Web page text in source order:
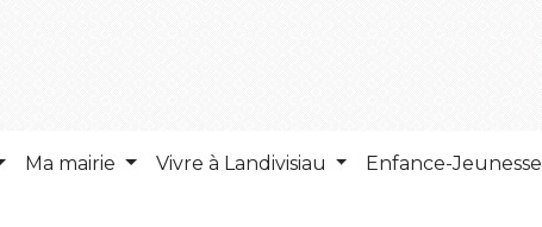
Ma mairie Vivre à Landivisiau Enfance-Jeunesse